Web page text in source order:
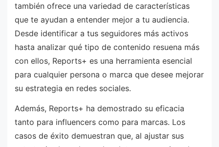
también ofrece una variedad de características
que te ayudan a entender mejor a tu audiencia.
Desde identificar a tus seguidores más activos
hasta analizar qué tipo de contenido resuena más
con ellos, Reports+ es una herramienta esencial
para cualquier persona o marca que desee mejorar
su estrategia en redes sociales.
Además, Reports+ ha demostrado su eficacia
tanto para influencers como para marcas. Los
casos de éxito demuestran que, al ajustar sus